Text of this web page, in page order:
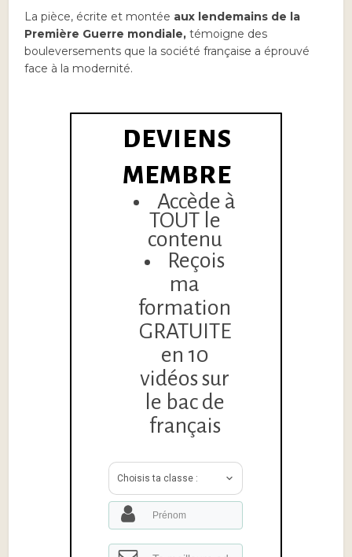
La pièce, écrite et montée aux lendemains de la
Première Guerre mondiale, témoigne des
bouleversements que la société française a éprouvé
face à la modernité.
DEVIENS
MEMBRE
Accède à
TOUT le
contenu
Reçois
ma
formation
GRATUITE
en 10
vidéos sur
le bac de
français
Choisis ta classe :